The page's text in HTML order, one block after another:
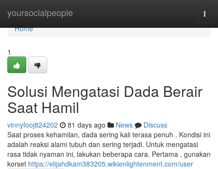
yoursocialpeople
Home
Home
1
Solusi Mengatasi Dada Berair
Saat Hamil
vinnyfooj824202 81 days ago News
Discuss
Saat proses kehamilan, dada sering kali terasa penuh . Kondisi ini
adalah reaksi alami tubuh dan sering terjadi. Untuk mengatasi
rasa tidak nyaman ini, lakukan beberapa cara. Pertama , gunakan
korset https://elijahdkam383205.wikienlightenment.com/user